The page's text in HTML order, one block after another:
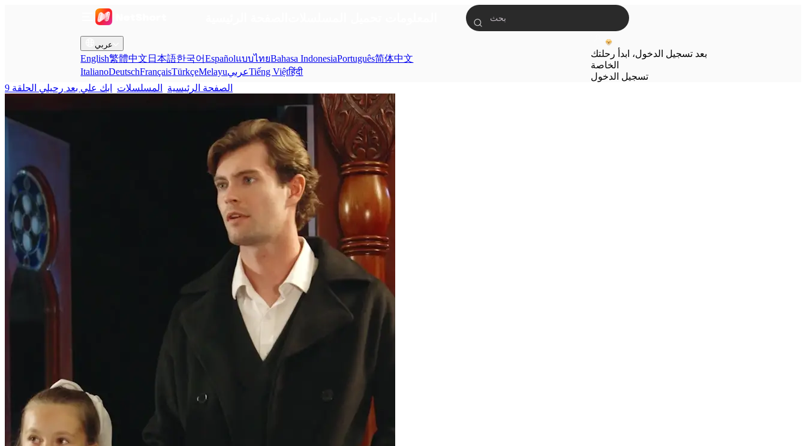
عربي
English繁體中文 日本語한국어EspañolแบบไทยBahasa IndonesiaPortuguês简体中文
ItalianoDeutschFrançaisTürkçeMelayuعربيTiếng Việtहिंदी
بعد تسجيل الدخول، ابدأ رحلتك
الخاصة
تسجيل الدخول
الصفحة الرئيسية
المسلسلات ابك علي بعد رحيلي الحلقة 9